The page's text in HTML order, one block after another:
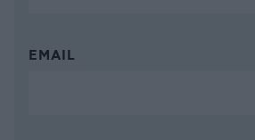
EMAIL